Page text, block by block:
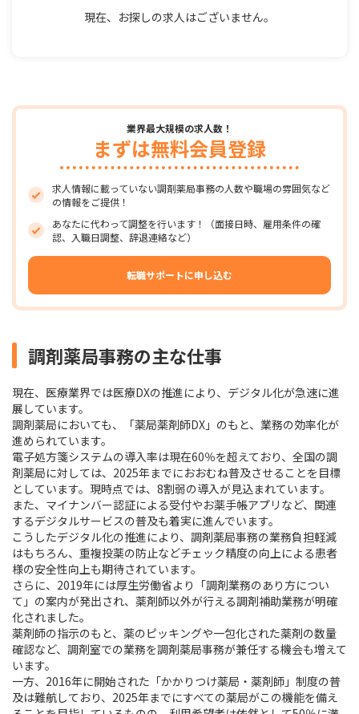
現在、お探しの求人はございません。
業界最大規模の求人数！
まずは無料会員登録
求人情報に載っていない調剤薬局事務の人数や職場の雰囲気など
の情報をご提供！
あなたに代わって調整を行います！（面接日時、雇用条件の確
認、入職日調整、辞退連絡など）
転職サポートに申し込む
調剤薬局事務の主な仕事
現在、医療業界では医療DXの推進により、デジタル化が急速に進
展しています。
調剤薬局においても、「薬局薬剤師DX」のもと、業務の効率化が
進められています。
電子処方箋システムの導入率は現在60％を超えており、全国の調
剤薬局に対しては、2025年までにおおむね普及させることを目標
としています。現時点では、8割弱の導入が見込まれています。
また、マイナンバー認証による受付やお薬手帳アプリなど、関連
するデジタルサービスの普及も着実に進んでいます。
こうしたデジタル化の推進により、調剤薬局事務の業務負担軽減
はもちろん、重複投薬の防止などチェック精度の向上による患者
様の安全性向上も期待されています。
さらに、2019年には厚生労働省より「調剤業務のあり方につい
て」の案内が発出され、薬剤師以外が行える調剤補助業務が明確
化されました。
薬剤師の指示のもと、薬のピッキングや一包化された薬剤の数量
確認など、調剤室での業務を調剤薬局事務が兼任する機会も増えて
います。
一方、2016年に開始された「かかりつけ薬局・薬剤師」制度の普
及は難航しており、2025年までにすべての薬局がこの機能を備え